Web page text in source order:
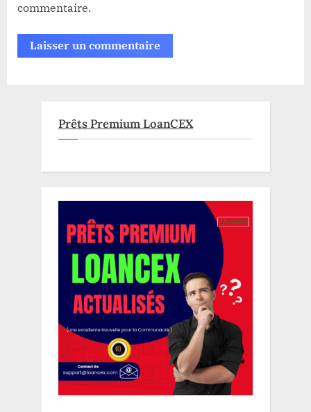
commentaire.
Prêts Premium LoanCEX